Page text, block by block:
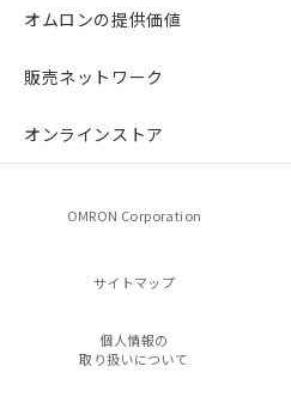
オムロンの提供価値
販売ネットワーク
オンラインストア
OMRON Corporation
サイトマップ
個人情報の
取り扱いについて